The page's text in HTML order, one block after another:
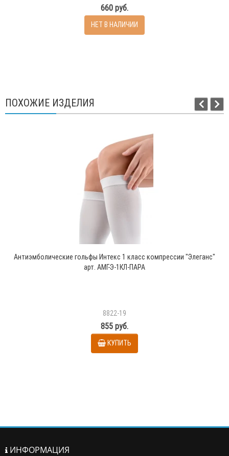
660 руб.
НЕТ В НАЛИЧИИ
ПОХОЖИЕ ИЗДЕЛИЯ
Антиэмболические гольфы Интекс 1 класс компрессии "Элеганс"
арт. АМГ-Э-1КЛ-ПАРА
8822-19
855 руб.
КУПИТЬ
ИНФОРМАЦИЯ